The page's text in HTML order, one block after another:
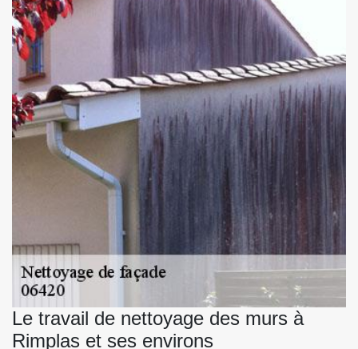
Le travail de nettoyage des murs à
Rimplas et ses environs